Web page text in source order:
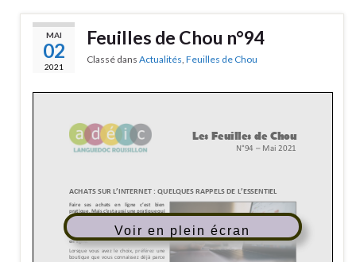
MAI
02
2021
Feuilles de Chou n°94
Classé dans Actualités, Feuilles de Chou
Voir en plein écran